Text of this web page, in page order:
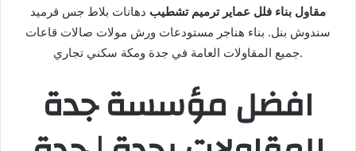
مقاول بناء فلل عماير ترميم تشطيب دهانات بلاط جس قرميد
سندوش بنل. بناء هناجر مستودعات ورش مولات صالات قاعات
جميع المقاولات العامة في جدة ومكة سكني تجاري.
افضل مؤسسة جدة